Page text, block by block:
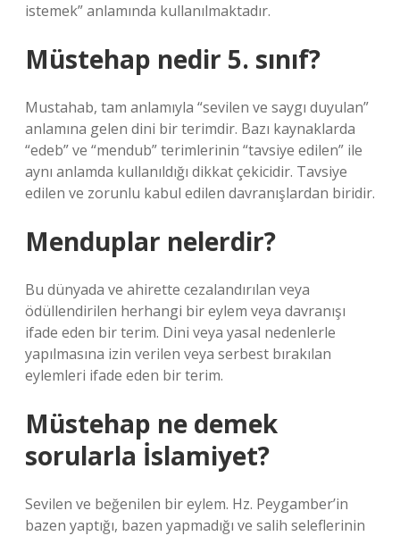
istemek” anlamında kullanılmaktadır.
Müstehap nedir 5. sınıf?
Mustahab, tam anlamıyla “sevilen ve saygı duyulan”
anlamına gelen dini bir terimdir. Bazı kaynaklarda
“edeb” ve “mendub” terimlerinin “tavsiye edilen” ile
aynı anlamda kullanıldığı dikkat çekicidir. Tavsiye
edilen ve zorunlu kabul edilen davranışlardan biridir.
Menduplar nelerdir?
Bu dünyada ve ahirette cezalandırılan veya
ödüllendirilen herhangi bir eylem veya davranışı
ifade eden bir terim. Dini veya yasal nedenlerle
yapılmasına izin verilen veya serbest bırakılan
eylemleri ifade eden bir terim.
Müstehap ne demek
sorularla İslamiyet?
Sevilen ve beğenilen bir eylem. Hz. Peygamber’in
bazen yaptığı, bazen yapmadığı ve salih seleflerinin